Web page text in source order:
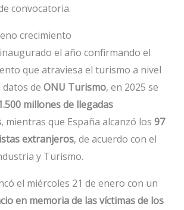
convocatoria.
crecimiento
el año confirmando el
que atraviesa el turismo a nivel
datos de ONU Turismo, en 2025 se
millones de llegadas
, mientras que España alcanzó los 97
extranjeros, de acuerdo con el
y Turismo.
el miércoles 21 de enero con un
en memoria de las víctimas de los